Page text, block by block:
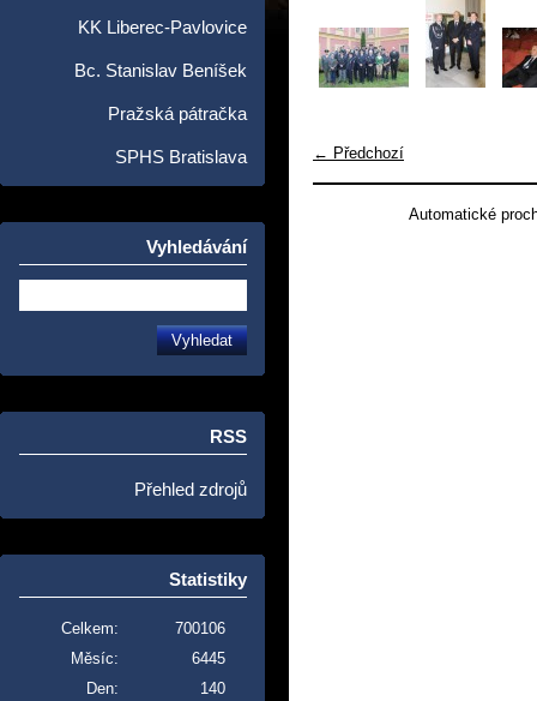
← Předchozí
Automatické
KK Liberec-Pavlovice
Bc. Stanislav Beníšek
Pražská pátračka
SPHS Bratislava
Vyhledávání
RSS
Přehled zdrojů
Statistiky
Celkem:
700106
Měsíc:
6445
Den:
140